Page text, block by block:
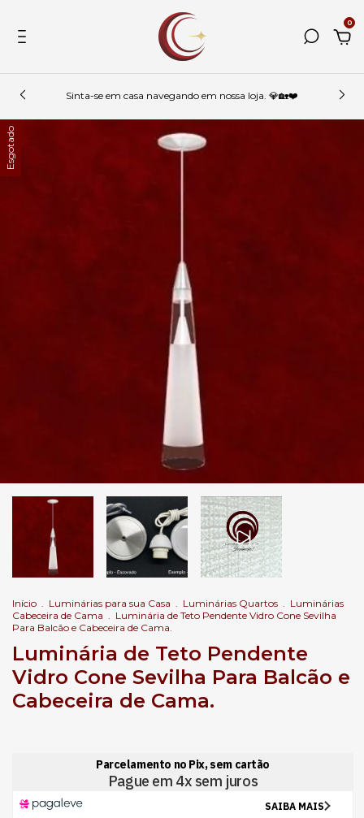
0
Sinta-se em casa navegando em nossa loja. 💎🏡❤️
Esgotado
Início . Luminárias para sua Casa . Luminárias Quartos . Luminárias
Cabeceira de Cama . Luminária de Teto Pendente Vidro Cone Sevilha
Para Balcão e Cabeceira de Cama.
Luminária de Teto Pendente
Vidro Cone Sevilha Para Balcão e
Cabeceira de Cama.